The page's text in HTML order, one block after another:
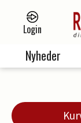
Login
Nyheder